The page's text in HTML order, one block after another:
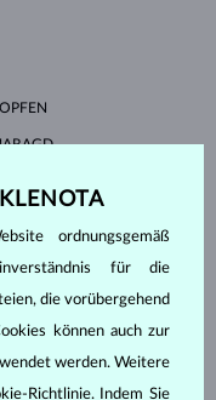
ordnungsgemäß
für die
die vorübergehend
können auch zur
werden. Weitere
Richtlinie. Indem Sie